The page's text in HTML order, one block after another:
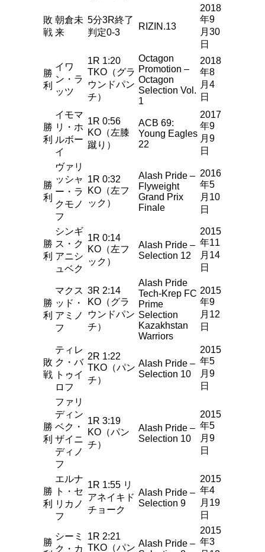
敗
戦
朝倉未
来
5分3R終了
判定0-3
RIZIN.13
2018
年9
月30
日
勝
利
イワ
ン・ラ
ッツ
1R 1:20
TKO（グラ
ウンドパン
チ）
Octagon
Promotion –
Octagon
Selection Vol.
1
2018
年8
月4
日
勝
利
イモマ
リ・ホ
ルボー
イ
1R 0:56
KO（左膝
蹴り）
ACB 69:
Young Eagles
22
2017
年9
月9
日
勝
利
ヴァリ
ッシャ
ー・ラ
クモノ
フ
1R 0:32
KO（左フ
ック）
Alash Pride –
Flyweight
Grand Prix
Finale
2016
年5
月10
日
勝
利
シンギ
ス・ク
アニシ
ュベク
1R 0:14
KO（左フ
ック）
Alash Pride –
Selection 12
2015
年11
月14
日
勝
利
マクス
ッド・
アミノ
フ
3R 2:14
KO（グラ
ウンドパン
チ）
Alash Pride
Tech-Krep FC
Prime
Selection
Kazakhstan
Warriors
2015
年9
月12
日
敗
戦
ティレ
ク・バ
トゥイ
ロフ
2R 1:22
TKO（パン
チ）
Alash Pride –
Selection 10
2015
年5
月9
日
勝
利
ファリ
ディン
ベク・
ザイニ
ディノ
フ
1R 3:19
KO（パン
チ）
Alash Pride –
Selection 10
2015
年5
月9
日
勝
利
エルナ
ト・セ
リカノ
フ
1R 1:55 リ
アネイキド
チョーク
Alash Pride –
Selection 9
2015
年4
月19
日
勝
シーミ
ク・カ
1R 2:21
TKO（パン Alash Pride –
2015
年3